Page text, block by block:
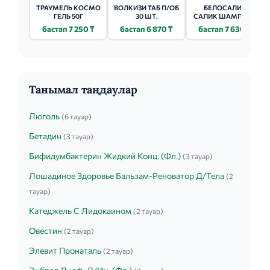
ТРАУМЕЛЬ КОСМО
ГЕЛЬ 50Г
бастап 7 250 ₸
ВОЛКИЗИ ТАБ П/ОБ
30 ШТ.
бастап 6 870 ₸
БЕЛОСАЛИК
САЛИК ШАМПУНЬ
бастап 7 630 ₸
Танымал таңдаулар
Люголь (6 тауар)
Бетадин (3 тауар)
Бифидумбактерин Жидкий Конц. (Фл.) (3 тауар)
Лошадиное Здоровье Бальзам-Реноватор Д/Тела (2
тауар)
Катеджель С Лидокаином (2 тауар)
Овестин (2 тауар)
Элевит Пронаталь (2 тауар)